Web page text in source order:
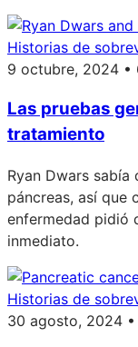
Historias de
9 octubre, 2024 •
Las pruebas
tratamiento
Ryan Dwars
páncreas, así que
enfermedad pidió
inmediato.
Historias de
30 agosto, 2024